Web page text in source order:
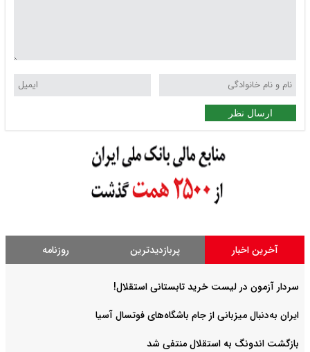
ارسال نظر
آخرین اخبار پربازدیدترین روزنامه
سردار آزمون در لیست خرید تابستانی استقلال!
ایران به‌دنبال میزبانی از جام باشگاه‌های فوتسال آسیا
بازگشت اندونگ به استقلال منتفی شد